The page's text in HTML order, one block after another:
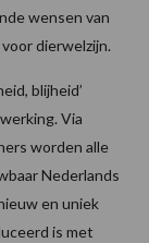
wensen van
dierwelzijn.
blijheid’
Via
worden alle
Nederlands
en uniek
is met